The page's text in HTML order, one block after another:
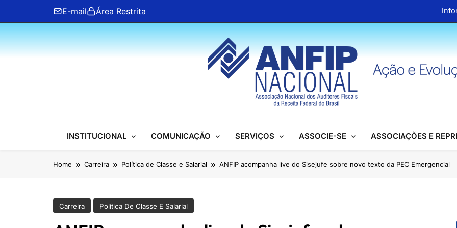
content
E-mail Área Restrita
ANFIP Nacional recebe visita da superintendente
Preparativos para o XIX Encontro
Almoço em homenagem ao Dia
Preparativos para o XIX Encontro
Almoço em homenagem ao Dia
ANFIP Nacional
INSTITUCIONAL COMUNICAÇÃO SERVIÇOS ASSOCIE-SE ASSOCIAÇÕES E
Home Carreira Política de Classe e Salarial ANFIP acompanha live do Sisejufe sobre novo texto da PEC Emergencial
Carreira Política De Classe E Salarial